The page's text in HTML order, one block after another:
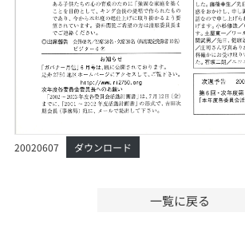
20020607 ダウンロード
一覧に戻る